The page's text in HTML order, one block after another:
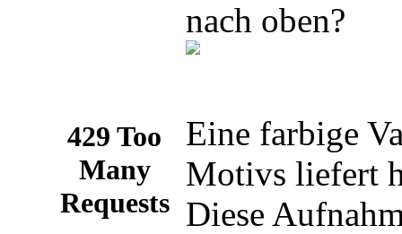
nach oben?
Eine farbige
Motivs liefert
Diese